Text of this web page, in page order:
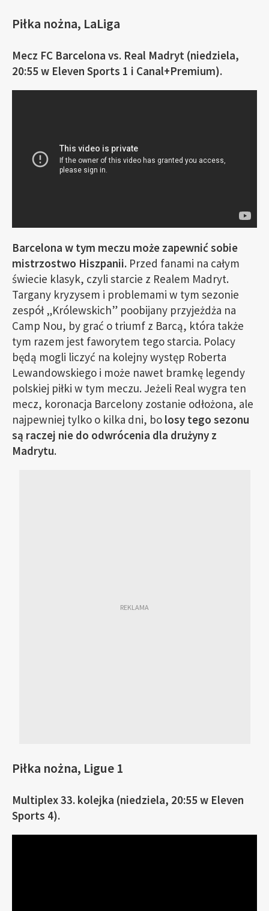
Piłka nożna, LaLiga
Mecz FC Barcelona vs. Real Madryt (niedziela,
20:55 w Eleven Sports 1 i Canal+Premium).
Barcelona w tym meczu może zapewnić sobie
mistrzostwo Hiszpanii. Przed fanami na całym
świecie klasyk, czyli starcie z Realem Madryt.
Targany kryzysem i problemami w tym sezonie
zespół „Królewskich” poobijany przyjeżdża na
Camp Nou, by grać o triumf z Barcą, która także
tym razem jest faworytem tego starcia. Polacy
będą mogli liczyć na kolejny występ Roberta
Lewandowskiego i może nawet bramkę legendy
polskiej piłki w tym meczu. Jeżeli Real wygra ten
mecz, koronacja Barcelony zostanie odłożona, ale
najpewniej tylko o kilka dni, bo losy tego sezonu
są raczej nie do odwrócenia dla drużyny z
Madrytu.
Piłka nożna, Ligue 1
Multiplex 33. kolejka (niedziela, 20:55 w Eleven
Sports 4).